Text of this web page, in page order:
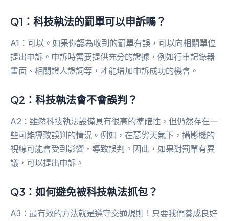
Q1：科技執法的罰單可以申訴嗎？
A1：可以。如果你認為收到的罰單有誤，可以向相關單位
提出申訴。申訴時需要提供充分的證據，例如行車記錄器
畫面、相關證人證詞等，才能增加申訴成功的機會。
Q2：科技執法會不會誤判？
A2：雖然科技執法設備具有很高的準確性，但仍然存在一
些可能導致誤判的情況。例如，在惡劣天氣下，攝影機的
視線可能會受到影響，導致誤判。因此，如果對罰單有異
議，可以提出申訴。
Q3：如何避免被科技執法抓包？
A3：最有效的方法就是遵守交通規則！只要我們養成良好